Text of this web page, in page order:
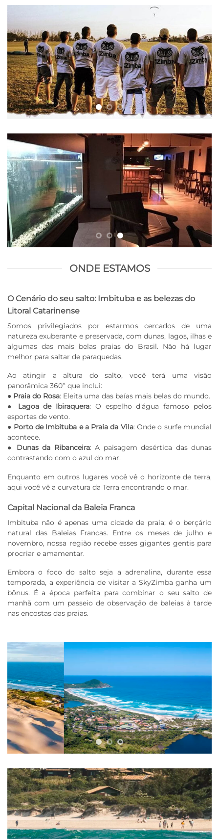
ONDE ESTAMOS
O Cenário do seu salto: Imbituba e as belezas do
Litoral Catarinense
Somos privilegiados por estarmos cercados de uma
natureza exuberante e preservada, com dunas, lagos, ilhas e
algumas das mais belas praias do Brasil. Não há lugar
melhor para saltar de paraquedas.
Ao atingir a altura do salto, você terá uma visão
panorâmica 360º que inclui:
● Praia do Rosa: Eleita uma das baías mais belas do mundo.
● Lagoa de Ibiraquera: O espelho d’água famoso pelos
esportes de vento.
● Porto de Imbituba e a Praia da Vila: Onde o surfe mundial
acontece.
● Dunas da Ribanceira: A paisagem desértica das dunas
contrastando com o azul do mar.
Enquanto em outros lugares você vê o horizonte de terra,
aqui você vê a curvatura da Terra encontrando o mar.
Capital Nacional da Baleia Franca
Imbituba não é apenas uma cidade de praia; é o berçário
natural das Baleias Francas. Entre os meses de julho e
novembro, nossa região recebe esses gigantes gentis para
procriar e amamentar.
Embora o foco do salto seja a adrenalina, durante essa
temporada, a experiência de visitar a SkyZimba ganha um
bônus. É a época perfeita para combinar o seu salto de
manhã com um passeio de observação de baleias à tarde
nas encostas das praias.